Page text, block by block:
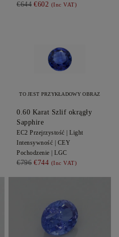
€644 €602 (Inc VAT)
TO JEST PRZYKŁADOWY OBRAZ
0.60 Karat Szlif okrągły
Sapphire
EC2 Przejrzystość | Light
Intensywność | CEY
Pochodzenie | LGC
€796 €744 (Inc VAT)